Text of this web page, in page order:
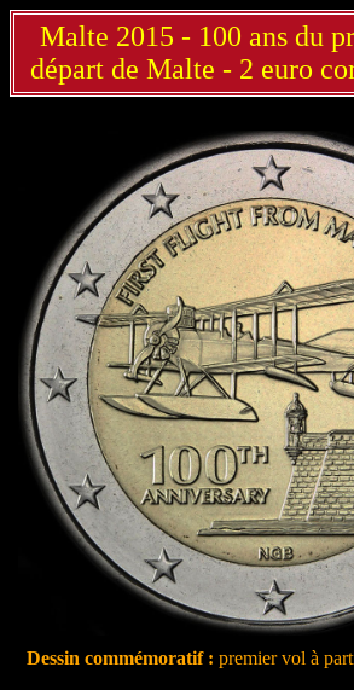
Malte 2015 - 100 ans du
départ de Malte - 2 euro
Dessin commémoratif : premier vol à